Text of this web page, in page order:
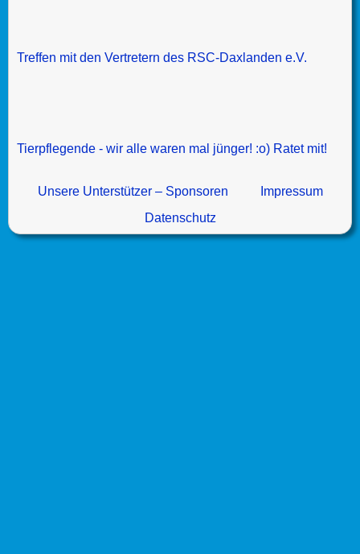
Treffen mit den Vertretern des RSC-Daxlanden e.V.
Tierpflegende - wir alle waren mal jünger! :o) Ratet mit!
Unsere Unterstützer – Sponsoren
Impressum
Datenschutz